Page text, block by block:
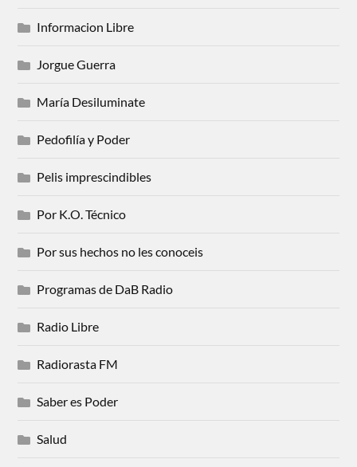
Informacion Libre
Jorgue Guerra
María Desiluminate
Pedofilía y Poder
Pelis imprescindibles
Por K.O. Técnico
Por sus hechos no les conoceis
Programas de DaB Radio
Radio Libre
Radiorasta FM
Saber es Poder
Salud